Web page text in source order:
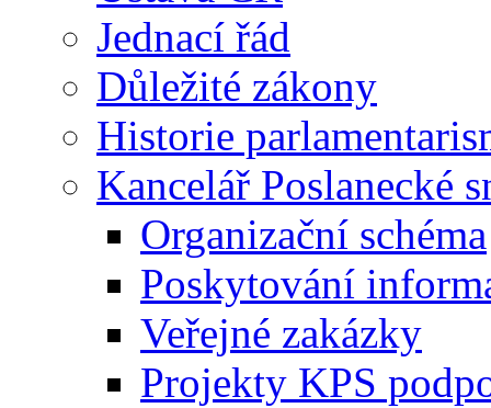
Jednací řád
Důležité zákony
Historie
Kancelář Poslanecké
Organizační schéma
Poskytování
Veřejné zakázky
Projekty KPS